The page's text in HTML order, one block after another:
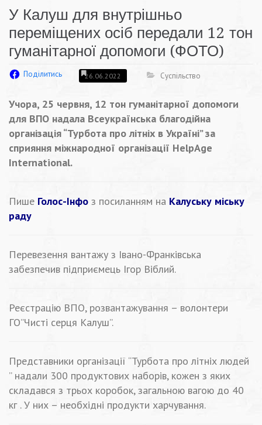
У Калуш для внутрішньо
переміщених осіб передали 12 тон
гуманітарної допомоги (ФОТО)
Поділитись 26.06.2022 Суспільство
Учора, 25 червня, 12 тон гуманітарної допомоги
для ВПО надала Всеукраїнська благодійна
організація “Турбота про літніх в Україні” за
сприяння міжнародної організації HelpAge
International.
Пише Голос-Інфо з посиланням на Калуську міську
раду
Перевезення вантажу з Івано-Франківська
забезпечив підприємець Ігор Віблий.
Реєстрацію ВПО, розвантажування – волонтери
ГО”Чисті серця Калуш”.
Представники організації “Турбота про літніх людей
” надали 300 продуктових наборів, кожен з яких
складався з трьох коробок, загальною вагою до 40
кг . У них – необхідні продукти харчування.